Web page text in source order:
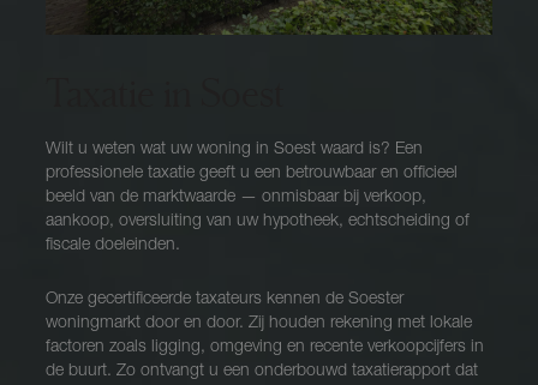
Wilt u weten wat uw woning in Soest waard is? Een
professionele taxatie geeft u een betrouwbaar en officieel
beeld van de marktwaarde — onmisbaar bij verkoop,
aankoop, oversluiting van uw hypotheek, echtscheiding of
fiscale doeleinden.
Onze gecertificeerde taxateurs kennen de Soester
woningmarkt door en door. Zij houden rekening met lokale
factoren zoals ligging, omgeving en recente verkoopcijfers in
de buurt. Zo ontvangt u een onderbouwd taxatierapport dat